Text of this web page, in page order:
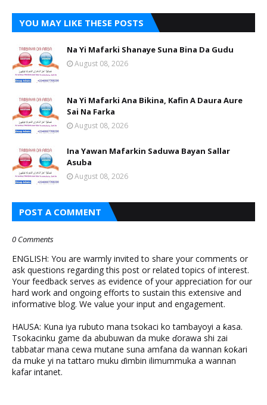
YOU MAY LIKE THESE POSTS
Na Yi Mafarki Shanaye Suna Bina Da Gudu
August 08, 2026
Na Yi Mafarki Ana Bikina, Kafin A Daura Aure
Sai Na Farka
August 08, 2026
Ina Yawan Mafarkin Saduwa Bayan Sallar
Asuba
August 08, 2026
POST A COMMENT
0 Comments
ENGLISH: You are warmly invited to share your comments or
ask questions regarding this post or related topics of interest.
Your feedback serves as evidence of your appreciation for our
hard work and ongoing efforts to sustain this extensive and
informative blog. We value your input and engagement.
HAUSA: Kuna iya rubuto mana tsokaci ko tambayoyi a ƙasa.
Tsokacinku game da abubuwan da muke ɗorawa shi zai
tabbatar mana cewa mutane suna amfana da wannan ƙoƙari
da muke yi na tattaro muku ɗimbin ilimummuka a wannan
kafar intanet.